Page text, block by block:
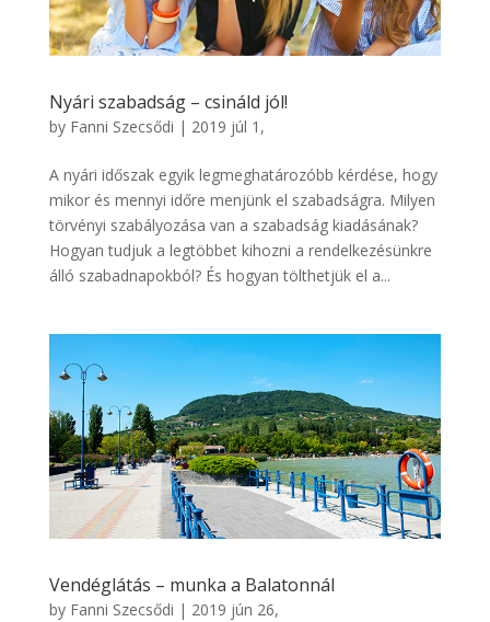
Nyári szabadság – csináld jól!
by Fanni Szecsődi | 2019 júl 1,
A nyári időszak egyik legmeghatározóbb kérdése, hogy
mikor és mennyi időre menjünk el szabadságra. Milyen
törvényi szabályozása van a szabadság kiadásának?
Hogyan tudjuk a legtöbbet kihozni a rendelkezésünkre
álló szabadnapokból? És hogyan tölthetjük el a...
Vendéglátás – munka a Balatonnál
by Fanni Szecsődi | 2019 jún 26,